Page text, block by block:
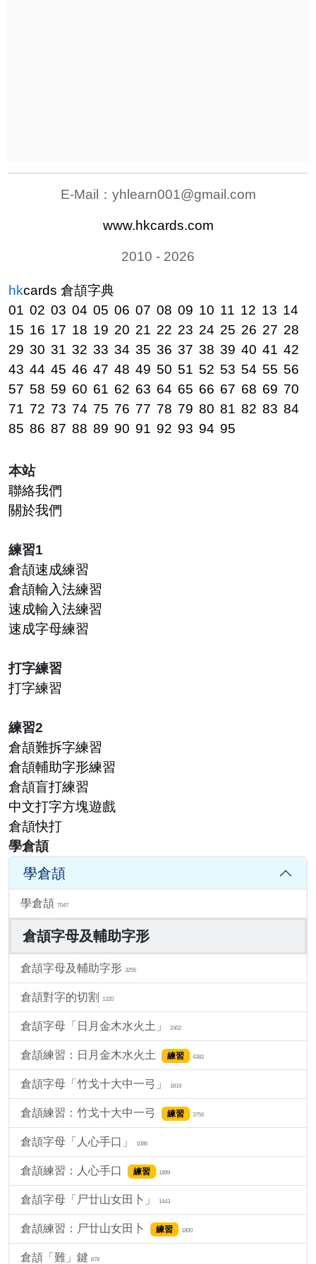
E-Mail： yhlearn001@gmail.com
www.hkcards.com
2010 - 2026
hkcards 倉頡字典
01 02 03 04 05 06 07 08 09 10 11 12 13 14
15 16 17 18 19 20 21 22 23 24 25 26 27 28
29 30 31 32 33 34 35 36 37 38 39 40 41 42
43 44 45 46 47 48 49 50 51 52 53 54 55 56
57 58 59 60 61 62 63 64 65 66 67 68 69 70
71 72 73 74 75 76 77 78 79 80 81 82 83 84
85 86 87 88 89 90 91 92 93 94 95
本站
聯絡我們
關於我們
練習1
倉頡速成練習
倉頡輸入法練習
速成輸入法練習
速成字母練習
打字練習
打字練習
練習2
倉頡難拆字練習
倉頡輔助字形練習
倉頡盲打練習
中文打字方塊遊戲
倉頡快打
學倉頡
學倉頡
學倉頡 7047
倉頡字母及輔助字形
倉頡字母及輔助字形 3255
倉頡對字的切割 1320
倉頡字母「日月金木水火土」 2402
倉頡練習：日月金木水火土 練習 4382
倉頡字母「竹戈十大中一弓」 1819
倉頡練習：竹戈十大中一弓 練習 3756
倉頡字母「人心手口」 1086
倉頡練習：人心手口 練習 1899
倉頡字母「尸廿山女田卜」 1443
倉頡練習：尸廿山女田卜 練習 1800
倉頡「難」鍵 878